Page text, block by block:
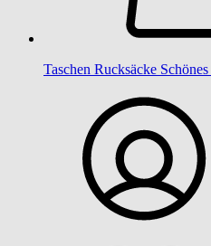
Taschen Rucksäcke Schönes